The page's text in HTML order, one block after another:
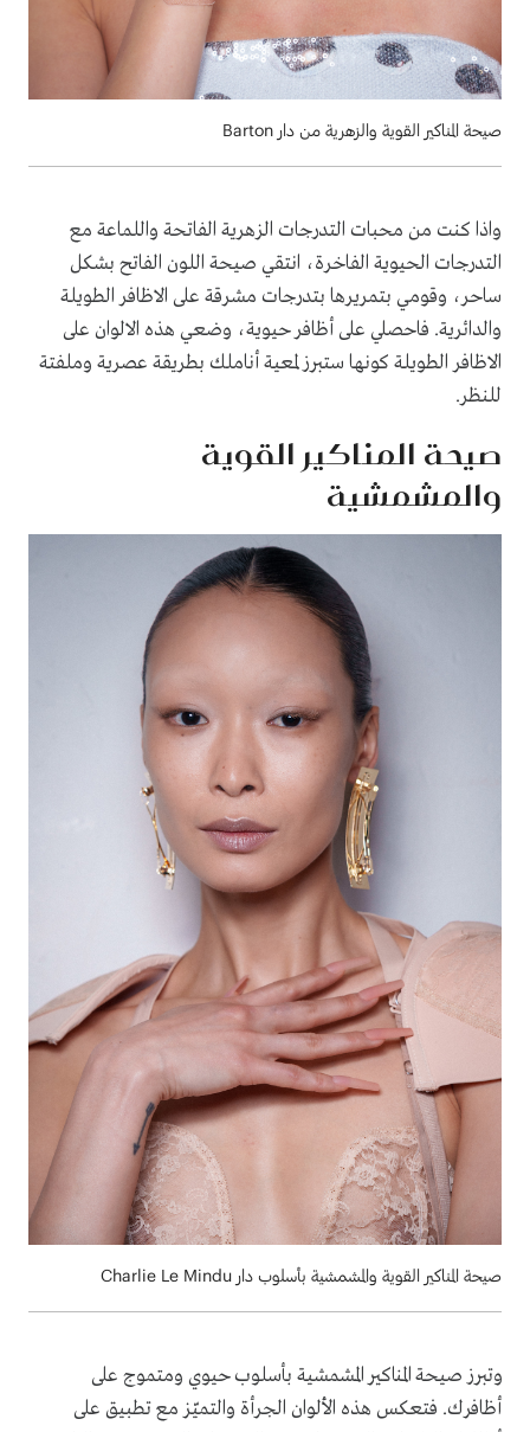
صيحة المناكير القوية والزهرية من دار Barton
واذا كنت من محبات التدرجات الزهرية الفاتحة واللماعة مع
التدرجات الحيوية الفاخرة، انتقي صيحة اللون الفاتح بشكل
ساحر، وقومي بتمريرها بتدرجات مشرقة على الاظافر الطويلة
والدائرية. فاحصلي على أظافر حيوية، وضعي هذه الالوان على
الاظافر الطويلة كونها ستبرز لمعية أناملك بطريقة عصرية وملفتة
للنظر.
صيحة المناكير القوية
والمشمشية
صيحة المناكير القوية والمشمشية بأسلوب دار Charlie Le Mindu
وتبرز صيحة المناكير المشمشية بأسلوب حيوي ومتموج على
أظافرك. فتعكس هذه الألوان الجرأة والتميّز مع تطبيق على